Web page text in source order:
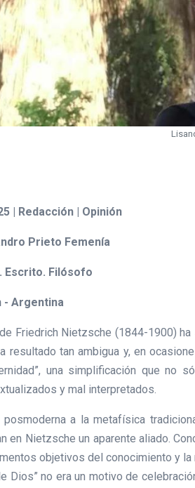
| Redacción | Opinión
Prieto Femenía
Escrito. Filósofo
- Argentina
Friedrich Nietzsche (1844-1900)
resultado tan ambigua y, en
una simplificación que no
y mal interpretados.
posmoderna a la metafísica
en Nietzsche un aparente aliado.
objetivos del conocimiento y
Dios” no era un motivo de